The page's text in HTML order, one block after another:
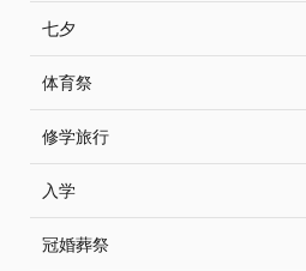
七夕
体育祭
修学旅行
入学
冠婚葬祭